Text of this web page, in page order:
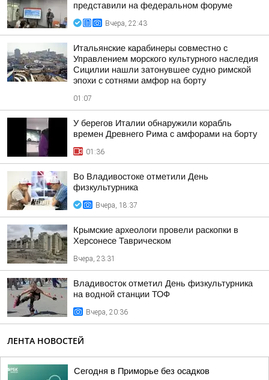
представили на федеральном форуме
Вчера, 22:43
Итальянские карабинеры совместно с
Управлением морского культурного наследия
Сицилии нашли затонувшее судно римской
эпохи с сотнями амфор на борту
01:07
У берегов Италии обнаружили корабль
времен Древнего Рима с амфорами на борту
01:36
Во Владивостоке отметили День
физкультурника
Вчера, 18:37
Крымские археологи провели раскопки в
Херсонесе Таврическом
Вчера, 23:31
Владивосток отметил День физкультурника
на водной станции ТОФ
Вчера, 20:36
ЛЕНТА НОВОСТЕЙ
Сегодня в Приморье без осадков